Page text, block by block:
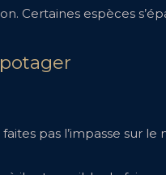
Certaines espèces
pas l’impasse sur